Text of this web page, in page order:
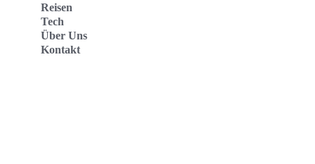
Reisen
Tech
Über Uns
Kontakt